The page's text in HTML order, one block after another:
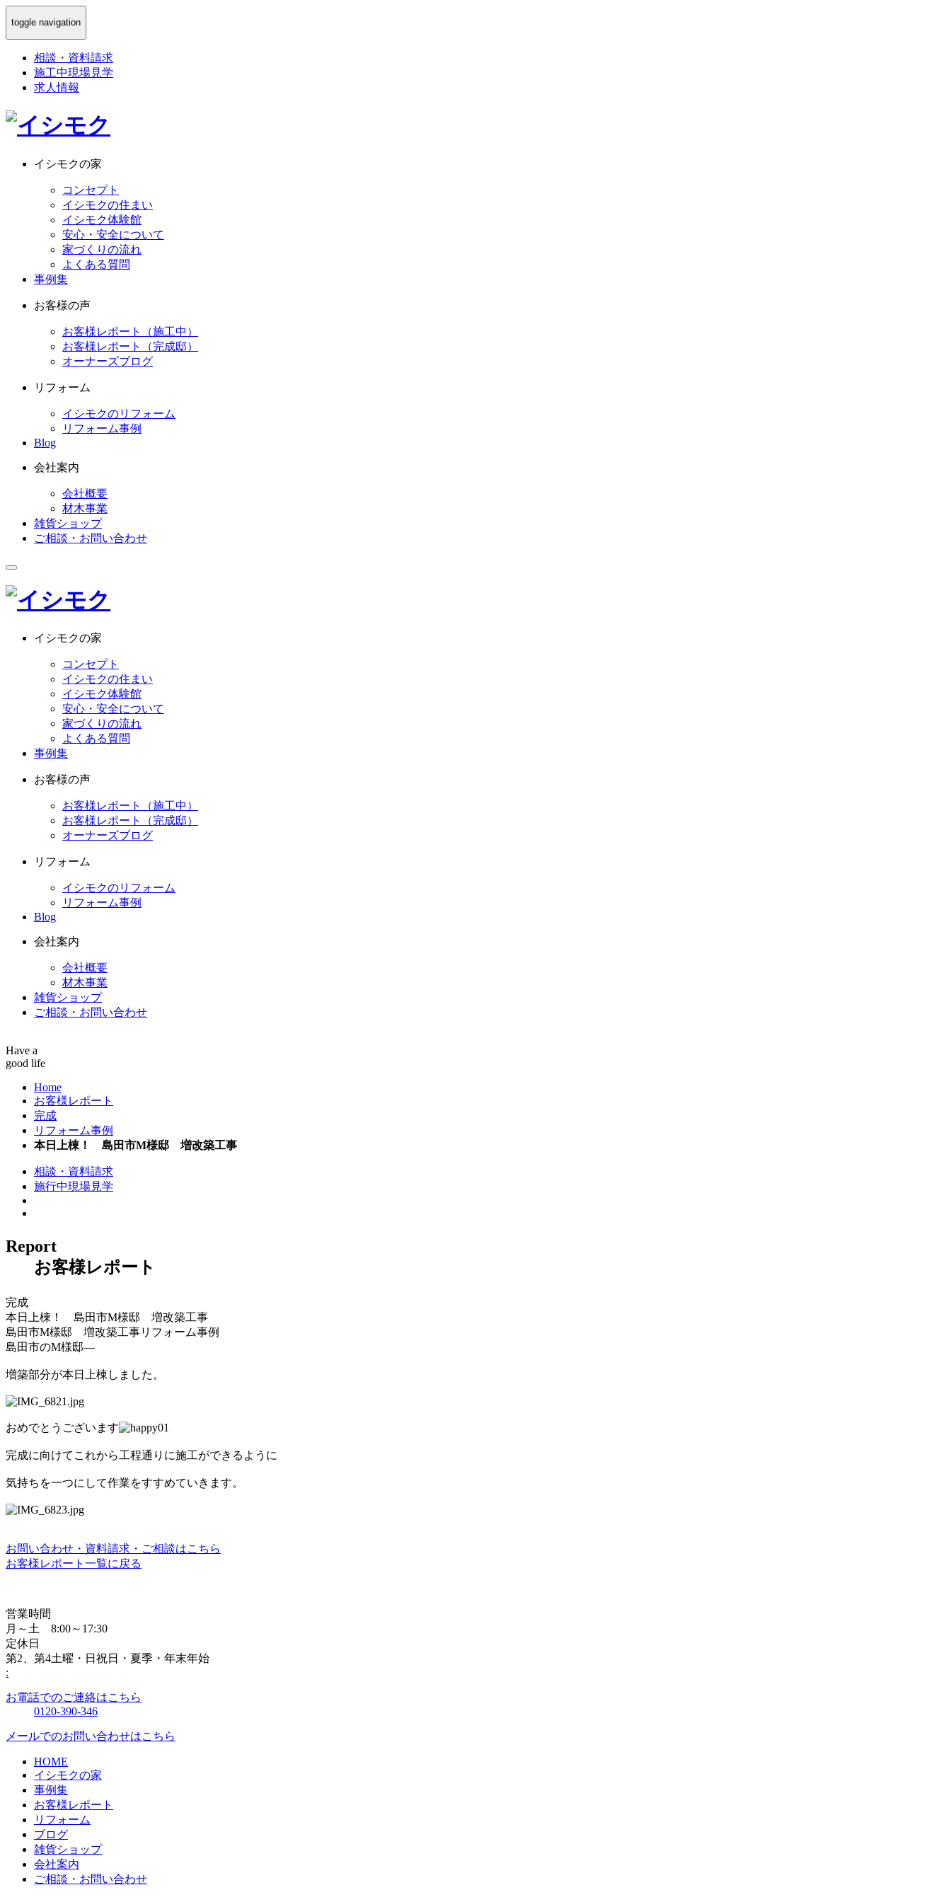
toggle navigation
相談 ・ 資料請求
施工中現場見学
求人情報
イシモクの家
コンセプト
イシモクの住まい
イシモク体験館
安心・安全について
家づくりの流れ
よくある質問
事例集
お客様の声
お客様レポート（施工中）
お客様レポート（完成邸）
オーナーズブログ
リフォーム
イシモクのリフォーム
リフォーム事例
Blog
会社案内
会社概要
材木事業
雑貨ショップ
ご相談・お問い合わせ
イシモクの家
コンセプト
イシモクの住まい
イシモク体験館
安心・安全について
家づくりの流れ
よくある質問
事例集
お客様の声
お客様レポート（施工中）
お客様レポート（完成邸）
オーナーズブログ
リフォーム
イシモクのリフォーム
リフォーム事例
Blog
会社案内
会社概要
材木事業
雑貨ショップ
ご相談・お問い合わせ
Have a
good life
Home
お客様レポート
完成
リフォーム事例
本日上棟！ 島田市M様邸 増改築工事
相談・資料請求
施行中現場見学
Report
お客様レポート
完成
本日上棟！ 島田市M様邸 増改築工事
島田市M様邸 増改築工事リフォーム事例
島田市のM様邸―
増築部分が本日上棟しました。
おめでとうございます
完成に向けてこれから工程通りに施工ができるように
気持ちを一つにして作業をすすめていきます。
お問い合わせ・資料請求・ご相談はこちら
お客様レポート一覧に戻る
営業時間
月～土 8:00～17:30
定休日
第2、第4土曜・日祝日・夏季・年末年始
:
お電話でのご連絡はこちら
0120-390-346
メールでのお問い合わせはこちら
HOME
イシモクの家
事例集
お客様レポート
リフォーム
ブログ
雑貨ショップ
会社案内
ご相談・お問い合わせ